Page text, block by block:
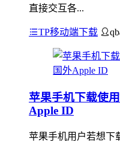
直接交互各...
TP移动端下载
苹果手机下载使
Apple ID
苹果手机用户若想下